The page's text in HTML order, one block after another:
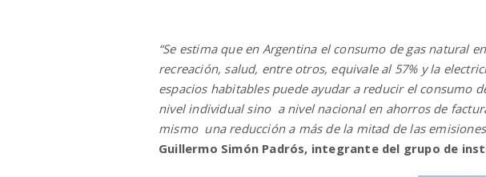
“Se estima que en Argentina el consumo de gas natural
recreación, salud, entre otros, equivale al 57% y la
espacios habitables puede ayudar a reducir el consumo
nivel individual sino a nivel nacional en ahorros de
mismo una reducción a más de la mitad de las
Guillermo Simón Padrós, integrante del grupo de